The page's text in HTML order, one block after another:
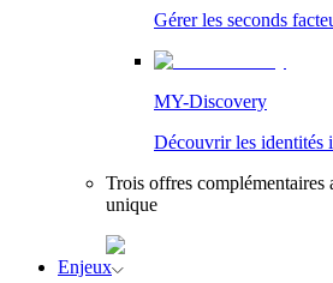
Gérer les seconds
MY-Discovery
Découvrir les identités
Trois offres complémentaires
unique
Enjeux